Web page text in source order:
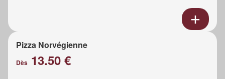
Pizza Norvégienne
Dès 13.50 €